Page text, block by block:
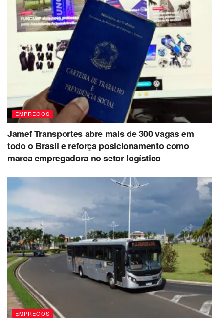
EMPREGOS
Jamef Transportes abre mais de 300 vagas em
todo o Brasil e reforça posicionamento como
marca empregadora no setor logístico
EMPREGOS